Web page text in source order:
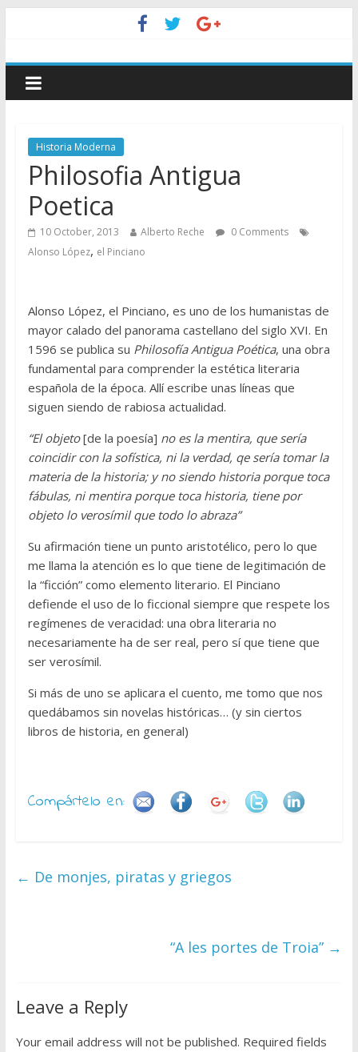
Historia Moderna
Philosofia Antigua
Poetica
10 October, 2013 Alberto Reche
0 Comments
Alonso López, el Pinciano
Alonso López, el Pinciano, es uno de los humanistas de
mayor calado del panorama castellano del siglo XVI. En
1596 se publica su Philosofía Antigua Poética, una obra
fundamental para comprender la estética literaria
española de la época. Allí escribe unas líneas que
siguen siendo de rabiosa actualidad.
“El objeto[de la poesía] no es la mentira, que sería
coincidir con la sofística, ni la verdad, qe sería tomar la
materia de la historia; y no siendo historia porque toca
fábulas, ni mentira porque toca historia, tiene por
objeto lo verosímil que todo lo abraza”
Su afirmación tiene un punto aristotélico, pero lo que
me llama la atención es lo que tiene de legitimación de
la “ficción” como elemento literario. El Pinciano
defiende el uso de lo ficcional siempre que respete los
regímenes de veracidad: una obra literaria no
necesariamente ha de ser real, pero sí que tiene que
ser verosímil.
Si más de uno se aplicara el cuento, me tomo que nos
quedábamos sin novelas históricas… (y sin ciertos
libros de historia, en general)
Compártelo en:
← De monjes, piratas y griegos
“A les portes de Troia” →
Leave a Reply
Your email address will not be published. Required fields